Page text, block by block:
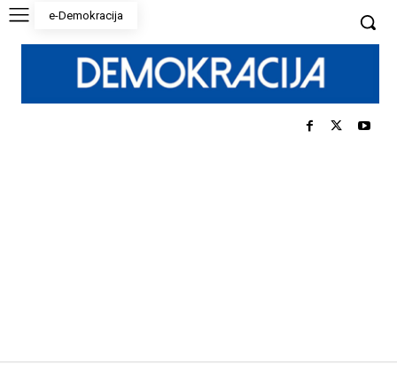
e-Demokracija